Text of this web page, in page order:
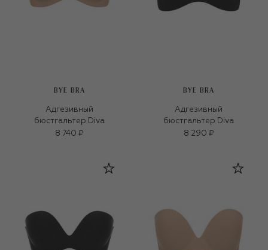
BYE BRA
Адгезивный
бюстгальтер Diva
8 740 ₽
BYE BRA
Адгезивный
бюстгальтер Diva
8 290 ₽